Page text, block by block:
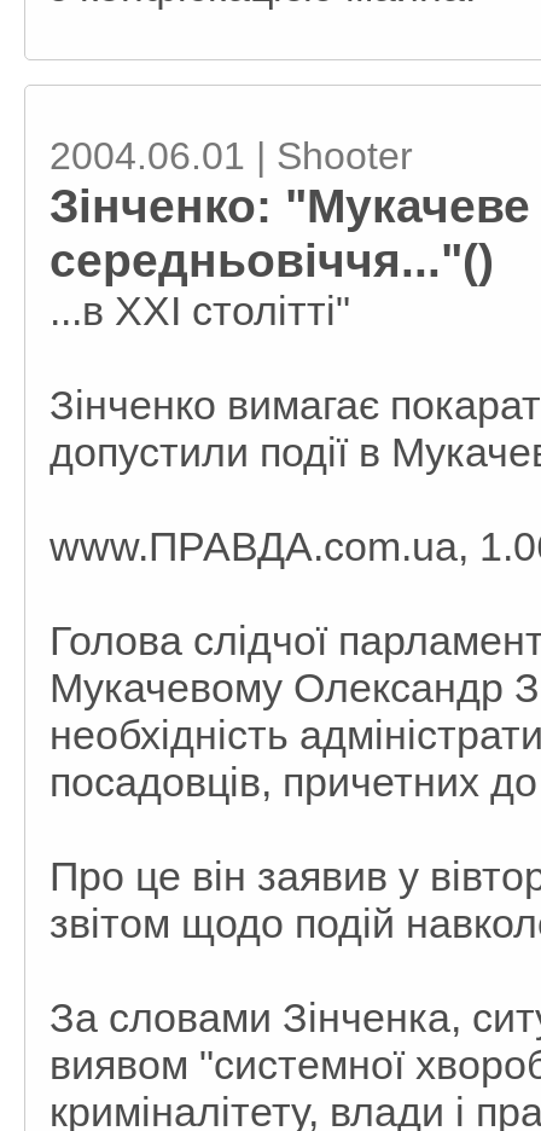
2004.06.01 | Shooter
Зінченко:
середньовіччя..."()
...в ХХІ столітті"
Зінченко вимагає
допустили події в
www.ПРАВДА.com.ua,
Голова слідчої
Мукачевому Олександр
необхідність
посадовців, причетних
Про це він заявив у
звітом щодо подій
За словами Зінченка,
виявом "системної
криміналітету, влади і